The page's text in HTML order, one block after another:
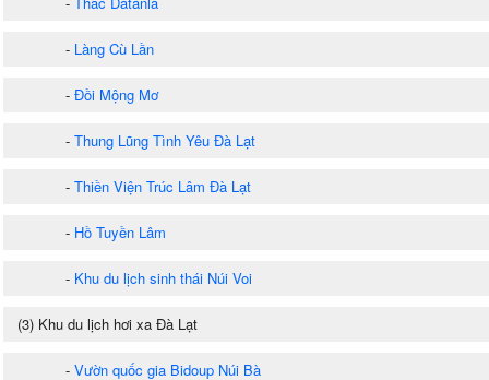
- Làng Cù Lần
- Đồi Mộng Mơ
- Thung Lũng Tình Yêu Đà Lạt
- Thiền Viện Trúc Lâm Đà Lạt
- Hồ Tuyền Lâm
- Khu du lịch sinh thái Núi Voi
(3) Khu du lịch hơi xa Đà Lạt
- Vườn quốc gia Bidoup Núi Bà